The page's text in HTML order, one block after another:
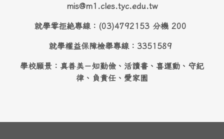
mis@m1.cles.tyc.edu.tw
就學零拒絶專線：(03)4792153 分機 200
就學權益保障檢舉專線：3351589
學校願景：真善美－知勤儉、活讀書、喜運動、守紀
律、負責任、愛家園